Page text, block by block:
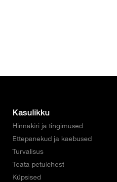
Kasulikku
Hinnakiri ja tingimused
Ettepanekud ja kaebused
Turvalisus
Teata petulehest
Küpsised